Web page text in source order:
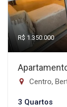
R$ 1.350.000
Centro,
3 Quartos